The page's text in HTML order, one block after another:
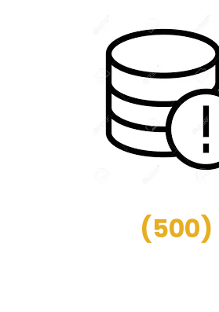
(500)